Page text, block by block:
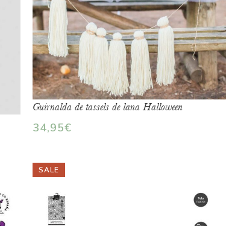
Guirnalda de tassels de lana Halloween
34,95€
SALE